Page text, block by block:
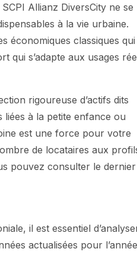
Allianz DiversCity ne se
à la vie urbaine.
économiques classiques qui
qui s’adapte aux usages
rigoureuse d’actifs dits
liées à la petite enfance ou
est une force pour votre
de locataires aux
pouvez consulter le dernier
il est essentiel
actualisées pour l’année